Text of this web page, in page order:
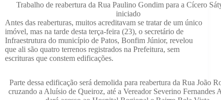
Trabalho de reabertura da Rua Paulino Gondim para a Cícero
iniciado
Antes das reaberturas, muitos acreditavam se tratar de um único
imóvel, mas na tarde desta terça-feira (23), o secretário de
Infraestrutura do município de Patos, Bonfim Júnior, revelou
que ali são quatro terrenos registrados na Prefeitura, sem
escrituras que constem edificações.
Parte dessa edificação será demolida para reabertura da Rua João
cruzando a Aluísio de Queiroz, até a Vereador Severino Fernandes